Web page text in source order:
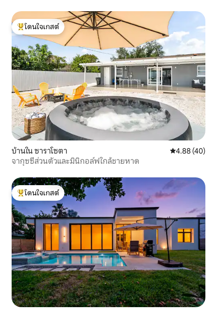
โดนใจเกสต์ที่สุด
โดนใจเกสต์
บ้านใน ซาราโซตา คะแนนเฉลี่ย
4.88 (40)
จากุซซี่ส่วนตัวและมินิกอล์ฟใกล้ชายหาด
โดนใจเกสต์ที่สุด
โดนใจเกสต์